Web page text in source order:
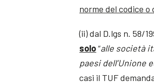
norme del codice o
(ii) dal D.lgs n. 58/
solo“alle società
paesi dell’Unione
casi il TUF